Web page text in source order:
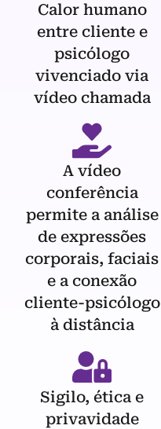
Calor humano
entre cliente e
psicólogo
vivenciado via
vídeo chamada
A vídeo
conferência
permite a análise
de expressões
corporais, faciais
e a conexão
cliente-psicólogo
à distância
Sigilo, ética e
privavidade